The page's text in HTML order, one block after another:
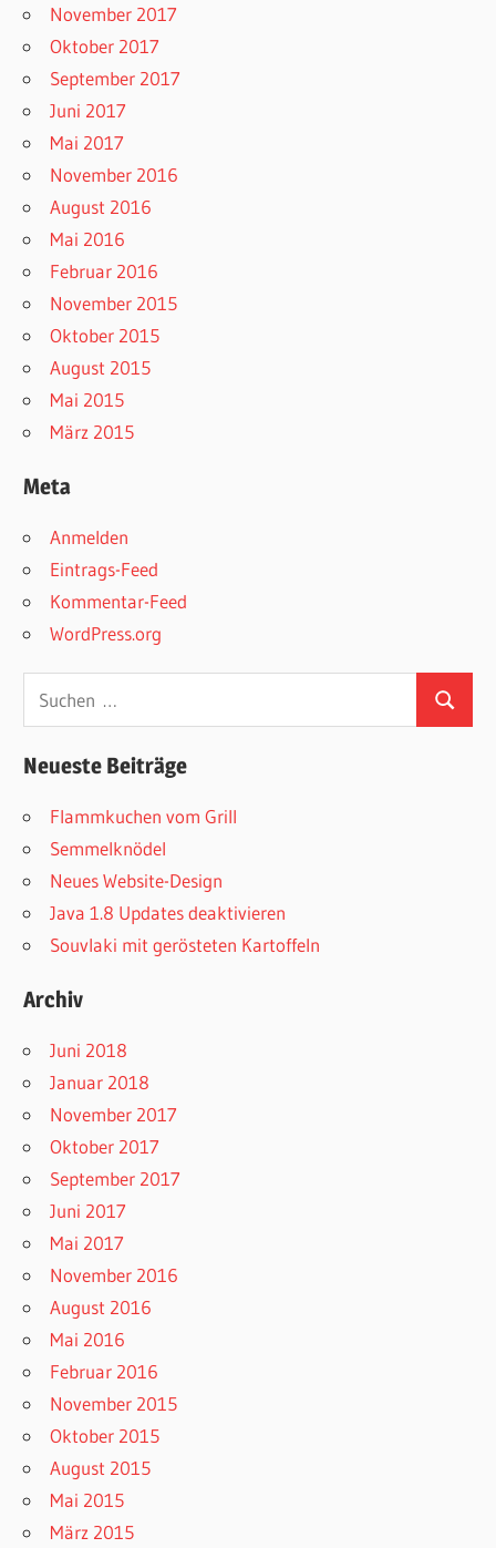
November 2017
Oktober 2017
September 2017
Juni 2017
Mai 2017
November 2016
August 2016
Mai 2016
Februar 2016
November 2015
Oktober 2015
August 2015
Mai 2015
März 2015
Meta
Anmelden
Eintrags-Feed
Kommentar-Feed
WordPress.org
Suchen
nach:
Suchen
Neueste Beiträge
Flammkuchen vom Grill
Semmelknödel
Neues Website-Design
Java 1.8 Updates deaktivieren
Souvlaki mit gerösteten Kartoffeln
Archiv
Juni 2018
Januar 2018
November 2017
Oktober 2017
September 2017
Juni 2017
Mai 2017
November 2016
August 2016
Mai 2016
Februar 2016
November 2015
Oktober 2015
August 2015
Mai 2015
März 2015